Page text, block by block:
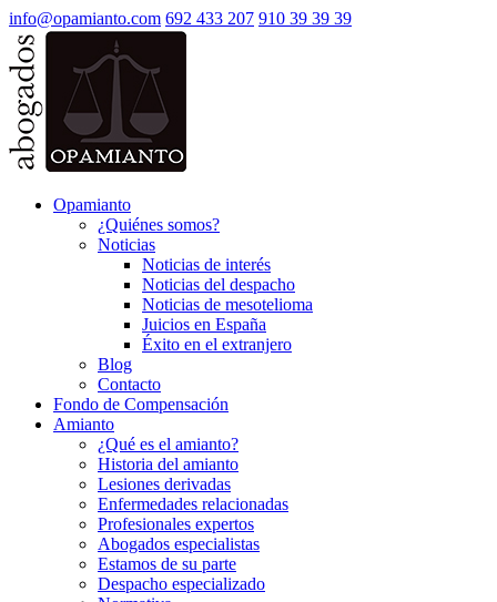
info@opamianto.com 692 433 207 910 39 39 39
Opamianto
¿Quiénes somos?
Noticias
Noticias de interés
Noticias del despacho
Noticias de mesotelioma
Juicios en España
Éxito en el extranjero
Blog
Contacto
Fondo de Compensación
Amianto
¿Qué es el amianto?
Historia del amianto
Lesiones derivadas
Enfermedades relacionadas
Profesionales expertos
Abogados especialistas
Estamos de su parte
Despacho especializado